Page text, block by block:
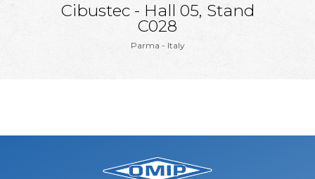
Cibustec - Hall 05, Stand
C028
Parma - Italy